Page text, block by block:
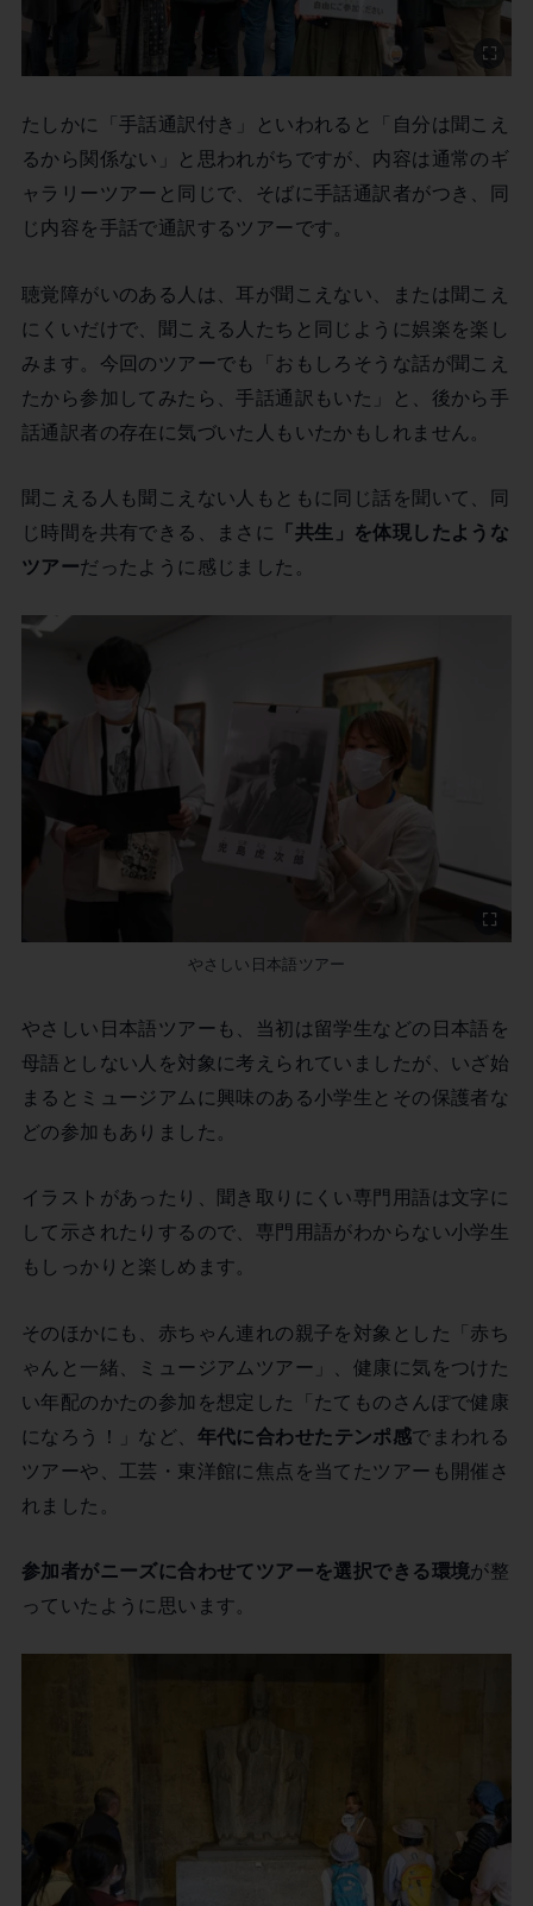
たしかに「手話通訳付き」といわれると「自分は聞こえ
るから関係ない」と思われがちですが、内容は通常のギ
ャラリーツアーと同じで、そばに手話通訳者がつき、同
じ内容を手話で通訳するツアーです。
聴覚障がいのある人は、耳が聞こえない、または聞こえ
にくいだけで、聞こえる人たちと同じように娯楽を楽し
みます。今回のツアーでも「おもしろそうな話が聞こえ
たから参加してみたら、手話通訳もいた」と、後から手
話通訳者の存在に気づいた人もいたかもしれません。
聞こえる人も聞こえない人もともに同じ話を聞いて、同
じ時間を共有できる、まさに
「共生」を体現したような
ツアーだったように感じました。
やさしい日本語ツアー
やさしい日本語ツアーも、当初は留学生などの日本語を
母語としない人を対象に考えられていましたが、いざ始
まるとミュージアムに興味のある小学生とその保護者な
どの参加もありました。
イラストがあったり、聞き取りにくい専門用語は文字に
して示されたりするので、専門用語がわからない小学生
もしっかりと楽しめます。
そのほかにも、赤ちゃん連れの親子を対象とした「赤ち
ゃんと一緒、ミュージアムツアー」、健康に気をつけた
い年配のかたの参加を想定した「たてものさんぽで健康
になろう！」など、 年代に合わせたテンポ感でまわれる
ツアーや、工芸・東洋館に焦点を当てたツアーも開催さ
れました。
参加者がニーズに合わせてツアーを選択できる環境が整
っていたように思います。